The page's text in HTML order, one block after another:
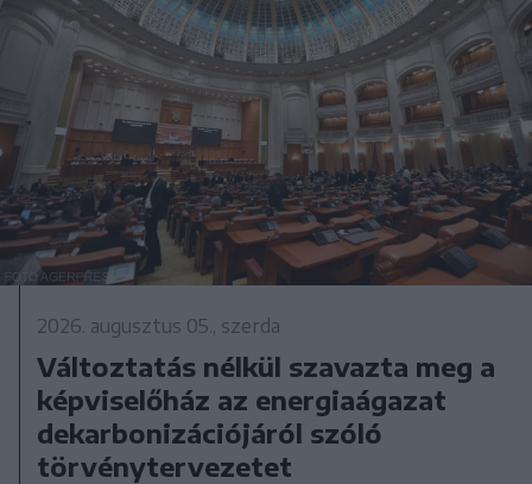
2026. augusztus 05., szerda
Változtatás nélkül szavazta meg a
képviselőház az energiaágazat
dekarbonizációjáról szóló
törvénytervezetet